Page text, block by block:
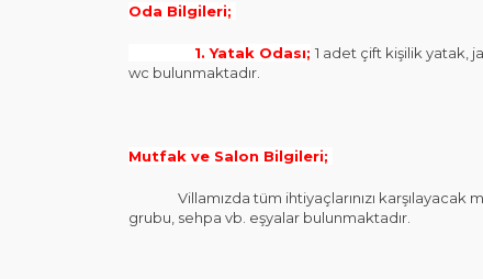
Oda Bilgileri;
1. Yatak Odası; 1 adet çift kişilik yatak,
wc bulunmaktadır.
Mutfak ve Salon Bilgileri;
Villamızda tüm ihtiyaçlarınızı karşılayacak
grubu, sehpa vb. eşyalar bulunmaktadır.